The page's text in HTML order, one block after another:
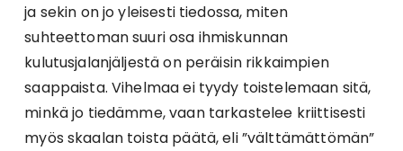
ja sekin on jo yleisesti tiedossa, miten
suhteettoman suuri osa ihmiskunnan
kulutusjalanjäljestä on peräisin rikkaimpien
saappaista. Vihelmaa ei tyydy toistelemaan sitä,
minkä jo tiedämme, vaan tarkastelee kriittisesti
myös skaalan toista päätä, eli ”välttämättömän”